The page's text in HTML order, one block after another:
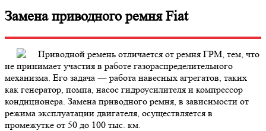
Замена приводного ремня Fiat
Приводной ремень отличается от ремня ГРМ, тем, что
не принимает участия в работе газораспределительного
механизма. Его задача ― работа навесных агрегатов, таких
как генератор, помпа, насос гидроусилителя и компрессор
кондиционера. Замена приводного ремня, в зависимости от
режима эксплуатации двигателя, осуществляется в
промежутке от 50 до 100 тыс. км.